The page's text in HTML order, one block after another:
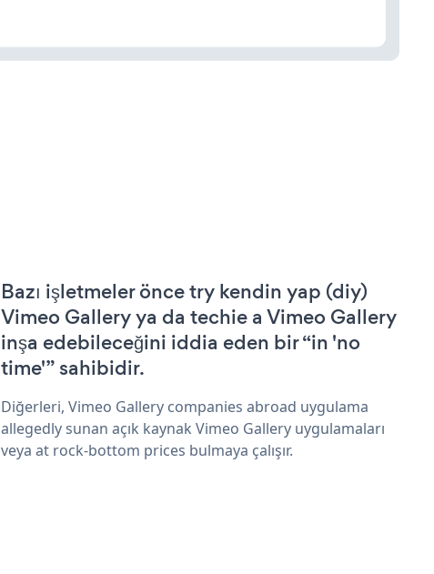
Bazı işletmeler önce try kendin yap (diy)
Vimeo Gallery ya da techie a Vimeo Gallery
inşa edebileceğini iddia eden bir “in 'no
time'” sahibidir.
Diğerleri, Vimeo Gallery companies abroad uygulama
allegedly sunan açık kaynak Vimeo Gallery uygulamaları
veya at rock-bottom prices bulmaya çalışır.